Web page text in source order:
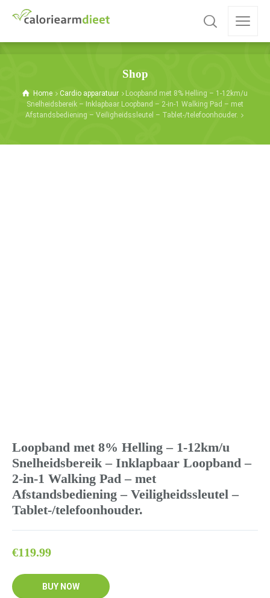
Shop
Home Cardio apparatuur
Loopband met 8% Helling – 1-12km/u
Snelheidsbereik – Inklapbaar Loopband – 2-in-1 Walking Pad – met
Afstandsbediening – Veiligheidssleutel – Tablet-/telefoonhouder.
Loopband met 8% Helling – 1-12km/u
Snelheidsbereik – Inklapbaar Loopband –
2-in-1 Walking Pad – met
Afstandsbediening – Veiligheidssleutel –
Tablet-/telefoonhouder.
€119.99
BUY NOW